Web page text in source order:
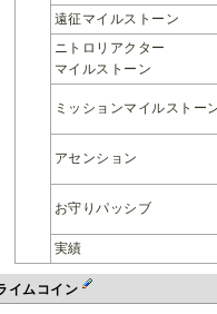
遠征マイルストーン
ニトロリアクター
マイルストーン
ミッションマイルストー
アセンション
お守りパッシブ
実績
イムコイン